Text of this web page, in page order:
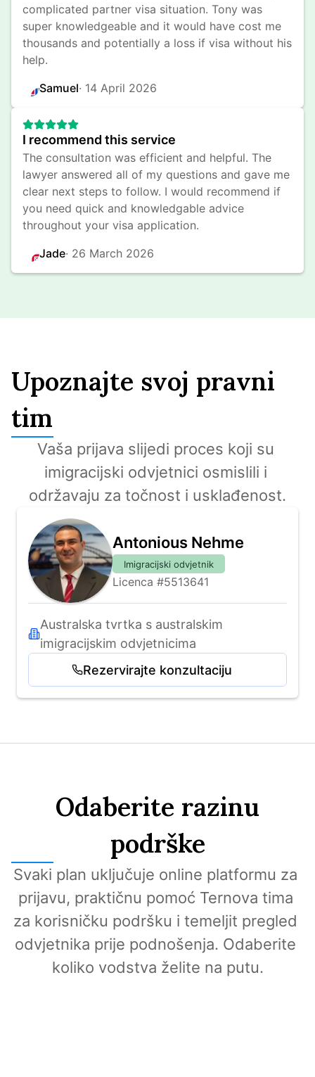
complicated partner visa situation. Tony was
super knowledgeable and it would have cost me
thousands and potentially a loss if visa without his
help.
Samuel· 14 April 2026
I recommend this service
The consultation was efficient and helpful. The
lawyer answered all of my questions and gave me
clear next steps to follow. I would recommend if
you need quick and knowledgable advice
throughout your visa application.
Jade· 26 March 2026
Upoznajte svoj pravni
tim
Vaša prijava slijedi proces koji su
imigracijski odvjetnici osmislili i
održavaju za točnost i usklađenost.
Antonious Nehme
Imigracijski odvjetnik
Licenca #5513641
Australska tvrtka s australskim
imigracijskim odvjetnicima
Rezervirajte konzultaciju
Odaberite razinu
podrške
Svaki plan uključuje online platformu za
prijavu, praktičnu pomoć Ternova tima
za korisničku podršku i temeljit pregled
odvjetnika prije podnošenja. Odaberite
koliko vodstva želite na putu.